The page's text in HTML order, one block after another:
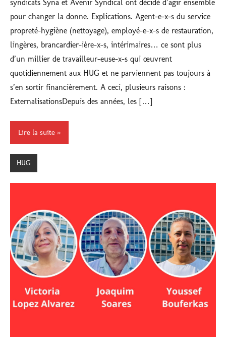
syndicats Syna et Avenir Syndical ont décidé d’agir ensemble
pour changer la donne. Explications. Agent-e-x-s du service
propreté-hygiène (nettoyage), employé-e-x-s de restauration,
lingères, brancardier-ière-x-s, intérimaires… ce sont plus
d’un millier de travailleur-euse-x-s qui œuvrent
quotidiennement aux HUG et ne parviennent pas toujours à
s’en sortir financièrement. A ceci, plusieurs raisons :
ExternalisationsDepuis des années, les […]
Lire la suite
HUG